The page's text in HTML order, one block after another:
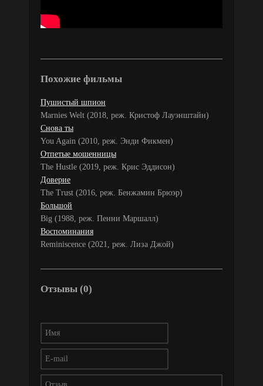
Похожие фильмы
Пушистый шпион
Marnies Welt (2018, реж. Кристоф Лауэнштайн)
Снова ты
You Again (2010, реж. Энди Фикмен)
Отпетые мошенницы
The Hustle (2019, реж. Крис Эддисон)
Доверие
The Trust (2016, реж. Бенжамин Брюэр)
Большой
Big (1988, реж. Пенни Маршалл)
Воспоминания
Reminiscence (2021, реж. Лиза Джой)
Отзывы (0)